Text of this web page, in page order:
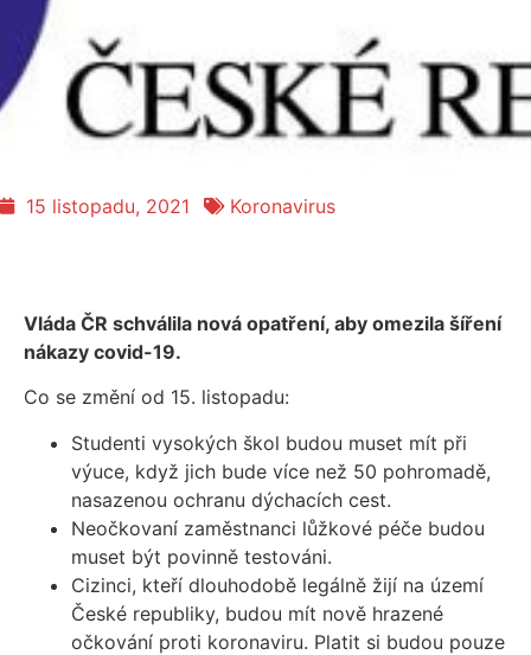
15 listopadu, 2021 Koronavirus
Vláda ČR schválila nová opatření, aby omezila šíření
nákazy covid-19.
Co se změní od 15. listopadu:
Studenti vysokých škol budou muset mít při
výuce, když jich bude více než 50 pohromadě,
nasazenou ochranu dýchacích cest.
Neočkovaní zaměstnanci lůžkové péče budou
muset být povinně testováni.
Cizinci, kteří dlouhodobě legálně žijí na území
České republiky, budou mít nově hrazené
očkování proti koronaviru. Platit si budou pouze